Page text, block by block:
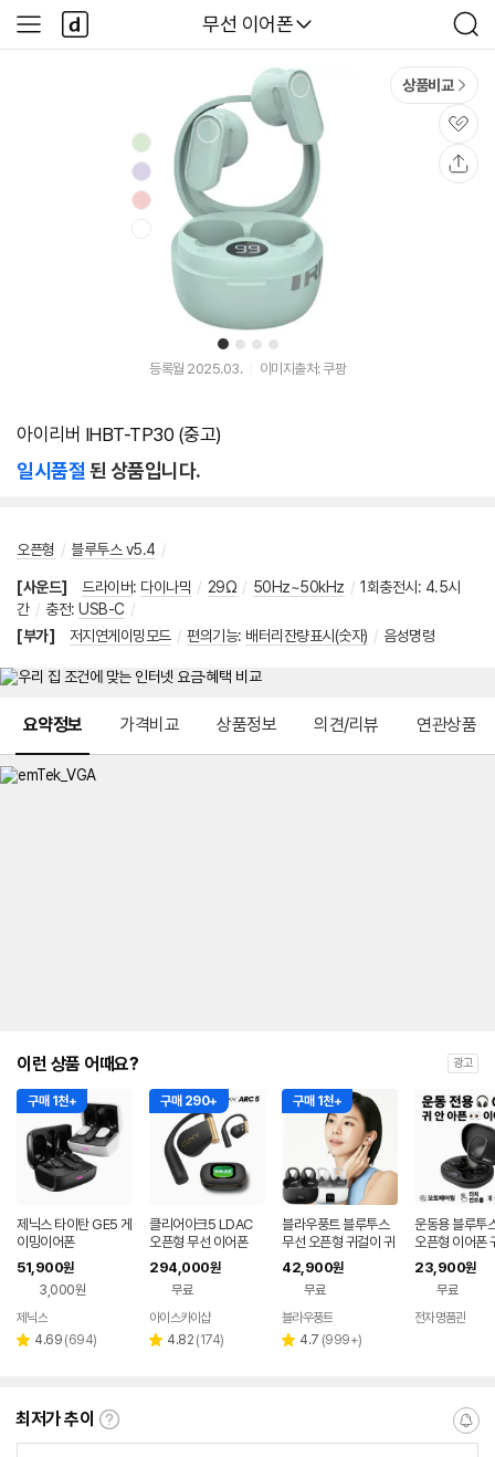
다나와
무선 이어폰
검
색
사
이
다
나
와
1 2 3 4
상품비교
관
심
등록월 2025.03. 이미지출처: 쿠팡
아이리버 IHBT-TP30 (중고)
일시품절 된 상품입니다.
오픈형 / 블루투스 v5.4 /
[사운드] 드라이버: 다이나믹 / 29Ω / 50Hz~50kHz / 1회충전시 : 4.5시
간 / 충전: USB-C /
[부가]
저지연게이밍모드 / 편의기능: 배터리잔량표시(숫자) / 음성명령
요약정보 가격비교 상품정보 의견/리뷰 연관상품
이런 상품 어때요? 광고
구매 1천+
제닉스 타이탄 GE5 게
이밍이어폰
51,900원
3,000원
페이
제닉스
별 4.69 리
(694)
구매 290+
클리어아크5 LDAC
오픈형 무선 이어폰
294,000원
무료
페이
아이스카이샵
별 4.82 리
(174)
구매 1천+
블라우풍트 블루투스
무선 오픈형 귀걸이 귀
찌형 이어폰 귀걸이형
이어클립 러닝 귀찌이
어폰
42,900원
무료
페이
블라우풍트
별 4.7 리
(999+)
운동용 블루투
오픈형 이어폰
픈 무선 이어셋
형
23,900원
무료
전자명품관
최저가 추이
최
알